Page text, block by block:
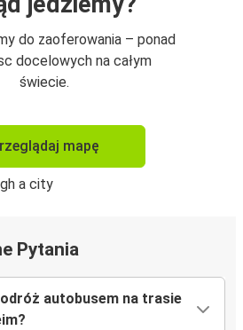
do zaoferowania – ponad
docelowych na całym
świecie.
mapę
Pytania
autobusem na trasie